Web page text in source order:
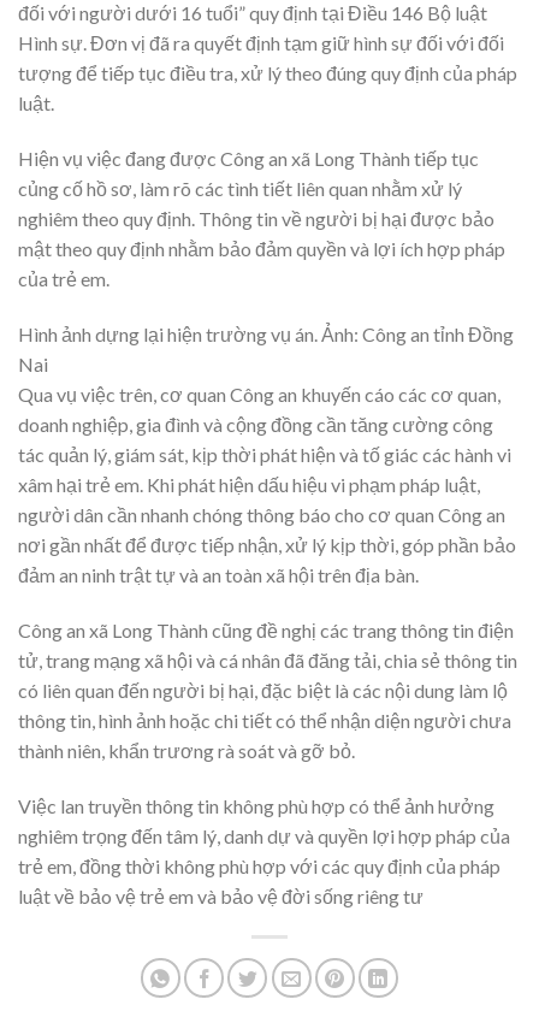
đối với người dưới 16 tuổi” quy định tại Điều 146 Bộ luật
Hình sự. Đơn vị đã ra quyết định tạm giữ hình sự đối với đối
tượng để tiếp tục điều tra, xử lý theo đúng quy định của pháp
luật.
Hiện vụ việc đang được Công an xã Long Thành tiếp tục
củng cố hồ sơ, làm rõ các tình tiết liên quan nhằm xử lý
nghiêm theo quy định. Thông tin về người bị hại được bảo
mật theo quy định nhằm bảo đảm quyền và lợi ích hợp pháp
của trẻ em.
Hình ảnh dựng lại hiện trường vụ án. Ảnh: Công an tỉnh Đồng
Nai
Qua vụ việc trên, cơ quan Công an khuyến cáo các cơ quan,
doanh nghiệp, gia đình và cộng đồng cần tăng cường công
tác quản lý, giám sát, kịp thời phát hiện và tố giác các hành vi
xâm hại trẻ em. Khi phát hiện dấu hiệu vi phạm pháp luật,
người dân cần nhanh chóng thông báo cho cơ quan Công an
nơi gần nhất để được tiếp nhận, xử lý kịp thời, góp phần bảo
đảm an ninh trật tự và an toàn xã hội trên địa bàn.
Công an xã Long Thành cũng đề nghị các trang thông tin điện
tử, trang mạng xã hội và cá nhân đã đăng tải, chia sẻ thông tin
có liên quan đến người bị hại, đặc biệt là các nội dung làm lộ
thông tin, hình ảnh hoặc chi tiết có thể nhận diện người chưa
thành niên, khẩn trương rà soát và gỡ bỏ.
Việc lan truyền thông tin không phù hợp có thể ảnh hưởng
nghiêm trọng đến tâm lý, danh dự và quyền lợi hợp pháp của
trẻ em, đồng thời không phù hợp với các quy định của pháp
luật về bảo vệ trẻ em và bảo vệ đời sống riêng tư